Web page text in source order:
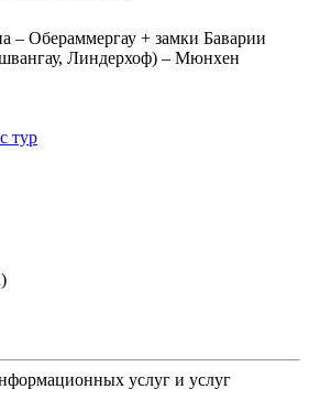
– Обераммергау + замки Баварии
Линдерхоф) – Мюнхен
тур
услуг и услуг